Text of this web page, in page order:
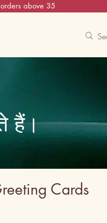
above 35
हैं।
Cards